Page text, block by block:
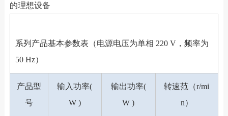
的理想设备
系列产品基本参数表（电源电压为单相 220 V，频率为
50 Hz）
产品型
号
输入功率(
W )
输出功率(
W )
转速范（r/mi
n）